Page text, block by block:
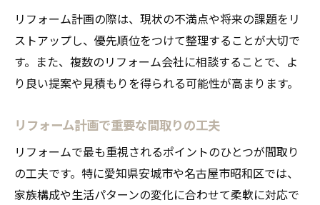
補助金申請時に押さえるべきリフォーム知
識
お得に間取り変更できるリフォーム支援策
リフォーム計画の際は、現状の不満点や将来の課題をリ
ストアップし、優先順位をつけて整理することが大切で
す。また、複数のリフォーム会社に相談することで、よ
り良い提案や見積もりを得られる可能性が高まります。
リフォーム計画で重要な間取りの工夫
リフォームで最も重視されるポイントのひとつが間取り
の工夫です。特に愛知県安城市や名古屋市昭和区では、
家族構成や生活パターンの変化に合わせて柔軟に対応で